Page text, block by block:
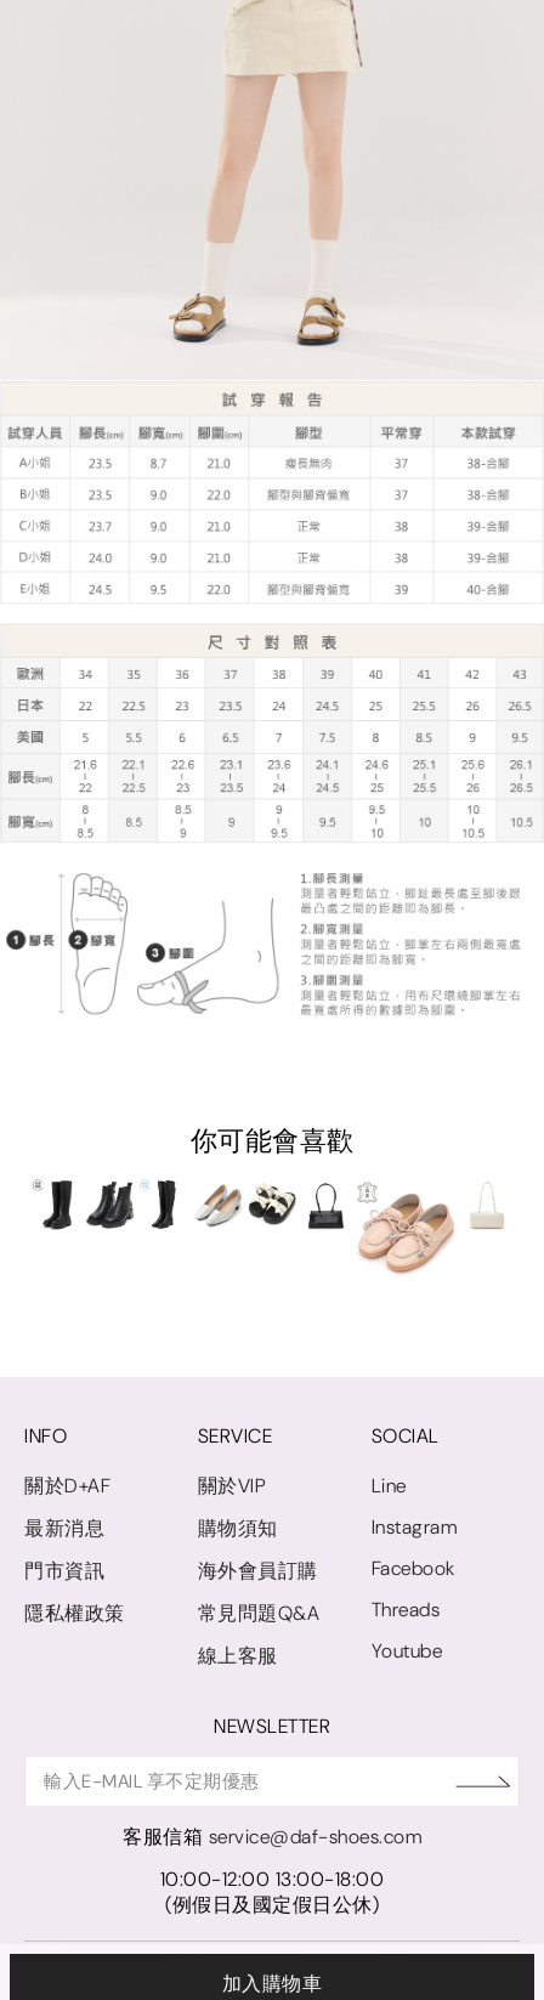
加入購物車
你可能會喜歡
INFO
關於D+AF
最新消息
門市資訊
隱私權政策
SERVICE
關於VIP
購物須知
海外會員訂購
常見問題Q&A
線上客服
SOCIAL
Line
Instagram
Facebook
Threads
Youtube
NEWSLETTER
客服信箱 service@daf-shoes.com
10:00-12:00 13:00-18:00
(例假日及國定假日公休)
© D+AF. 2024 晨希時尚股份有限公司｜統一編號 27921248